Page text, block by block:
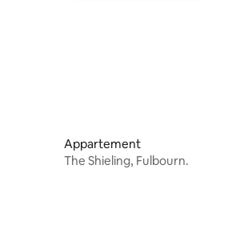
Appartement
The Shieling, Fulbourn.